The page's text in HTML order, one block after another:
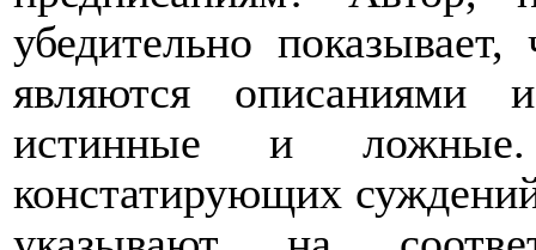
убедительно
являются описаниями
истинные и
констатирующих